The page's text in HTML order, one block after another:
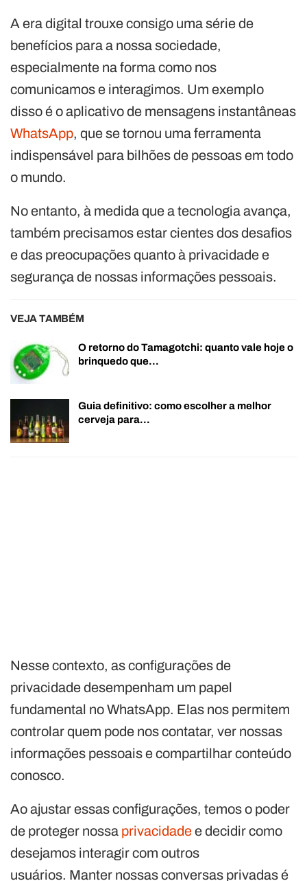
A era digital trouxe consigo uma série de
benefícios para a nossa sociedade,
especialmente na forma como nos
comunicamos e interagimos. Um exemplo
disso é o aplicativo de mensagens instantâneas
WhatsApp, que se tornou uma ferramenta
indispensável para bilhões de pessoas em todo
o mundo.
No entanto, à medida que a tecnologia avança,
também precisamos estar cientes dos desafios
e das preocupações quanto à privacidade e
segurança de nossas informações pessoais.
VEJA TAMBÉM
O retorno do Tamagotchi: quanto vale hoje o
brinquedo que…
Guia definitivo: como escolher a melhor
cerveja para…
Nesse contexto, as configurações de
privacidade desempenham um papel
fundamental no WhatsApp. Elas nos permitem
controlar quem pode nos contatar, ver nossas
informações pessoais e compartilhar conteúdo
conosco.
Ao ajustar essas configurações, temos o poder
de proteger nossa privacidadee decidir como
desejamos interagir com outros
usuários. Manter nossas conversas privadas é